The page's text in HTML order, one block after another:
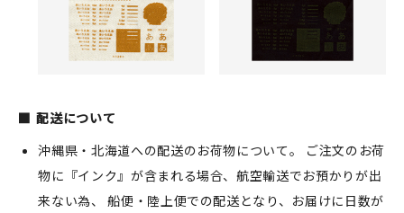
配送について
沖縄県・北海道への配送のお荷物について。 ご注文のお荷
物に『インク』が含まれる場合、航空輸送でお預かりが出
来ない為、 船便・陸上便での配送となり、お届けに日数が